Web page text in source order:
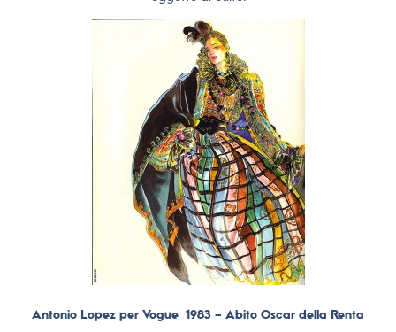
Antonio Lopez per Vogue 1983 – Abito Oscar della Renta